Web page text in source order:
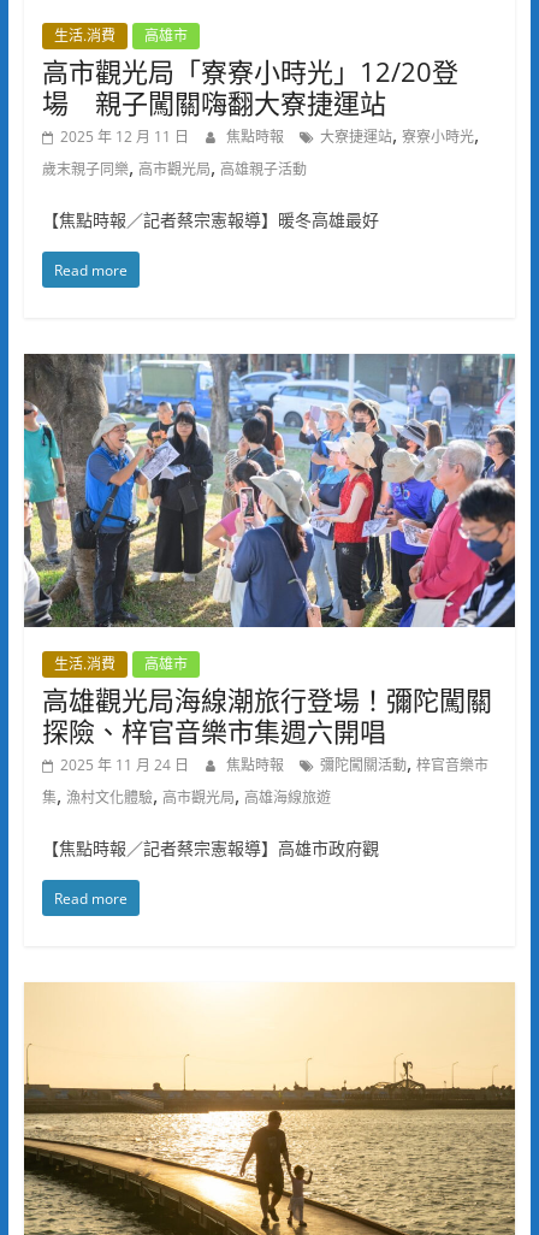
生活.消費 高雄市
高市觀光局「寮寮小時光」12/20登
場 親子闖關嗨翻大寮捷運站
2025 年 12 月 11 日 焦點時報 大寮捷運站, 寮寮小時光,
歲末親子同樂, 高市觀光局, 高雄親子活動
【焦點時報／記者蔡宗憲報導】暖冬高雄最好
Read more
生活.消費 高雄市
高雄觀光局海線潮旅行登場！彌陀闖關
探險、梓官音樂市集週六開唱
2025 年 11 月 24 日 焦點時報 彌陀闖關活動, 梓官音樂市
集, 漁村文化體驗, 高市觀光局, 高雄海線旅遊
【焦點時報／記者蔡宗憲報導】高雄市政府觀
Read more